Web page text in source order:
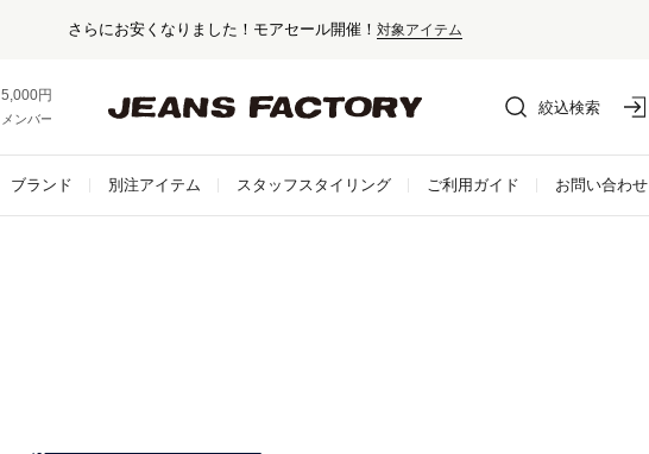
さらにお安くなりました！モアセール開催！ 対象アイテム
5,000円以上お買い上げで送料無料！
メンバー登録でお得な情報をゲット。さらに詳しく
絞込検索
ブランド 別注アイテム スタッフスタイリング ご利用ガイド お問い合わせ